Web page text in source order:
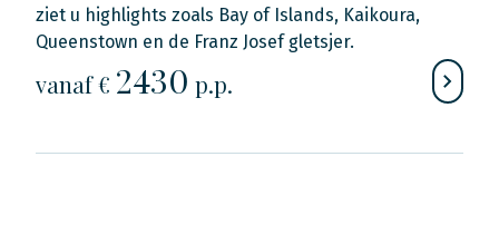
ziet u highlights zoals Bay of Islands, Kaikoura,
Queenstown en de Franz Josef gletsjer.
vanaf € 2430 p.p.